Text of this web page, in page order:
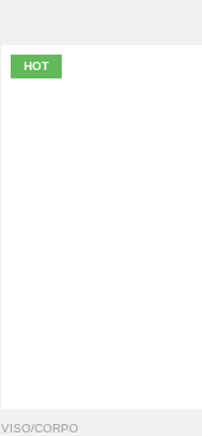
HOT
VISO/CORPO